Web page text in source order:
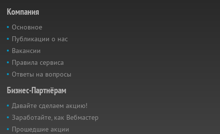
Компания
Основное
Публикации о нас
Вакансии
Правила сервиса
Ответы на вопросы
Бизнес-Партнёрам
Давайте сделаем акцию!
Заработайте, как Вебмастер
Прошедшие акции